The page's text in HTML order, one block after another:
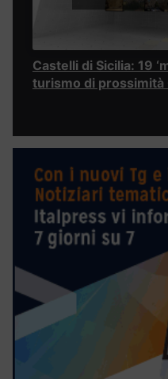
Castelli di Sicilia: 19
turismo di prossimità